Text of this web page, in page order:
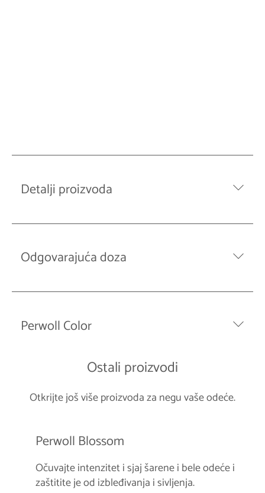
Detalji proizvoda
Odgovarajuća doza
Perwoll Color
Ostali proizvodi
Otkrijte još više proizvoda za negu vaše odeće.
Perwoll Blossom
Očuvajte intenzitet i sjaj šarene i bele odeće i
zaštitite je od izbleđivanja i sivljenja.